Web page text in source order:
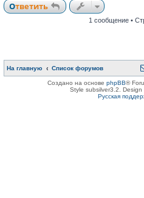
Ответить
1 сообщение •
На главную Список форумов
Создано на основе phpBB®
Style subsilver3.2. Design
Русская